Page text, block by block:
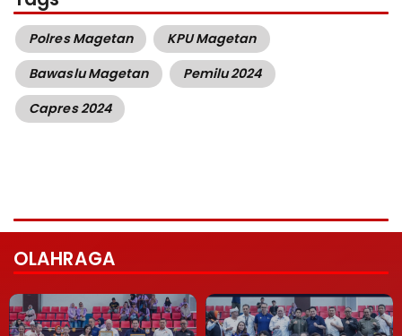
Polres Magetan
KPU Magetan
Bawaslu Magetan
Pemilu 2024
Capres 2024
OLAHRAGA